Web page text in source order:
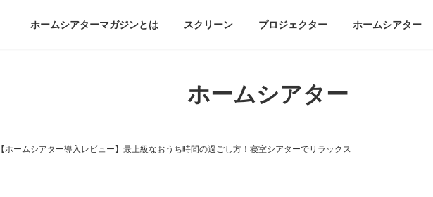
ホームシアターマガジンとは スクリーン プロジェクター ホームシアター
ホームシアター
【ホームシアター導入レビュー】最上級なおうち時間の過ごし方！寝室シアターでリラックス